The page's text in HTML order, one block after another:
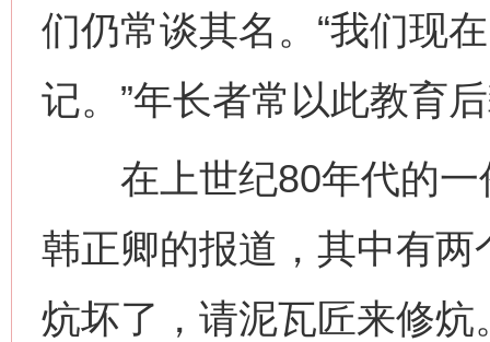
们仍常谈其名。“我们现
记。”年长者常以此教育
在上世纪80年代的一
韩正卿的报道，其中有
炕坏了，请泥瓦匠来修炕